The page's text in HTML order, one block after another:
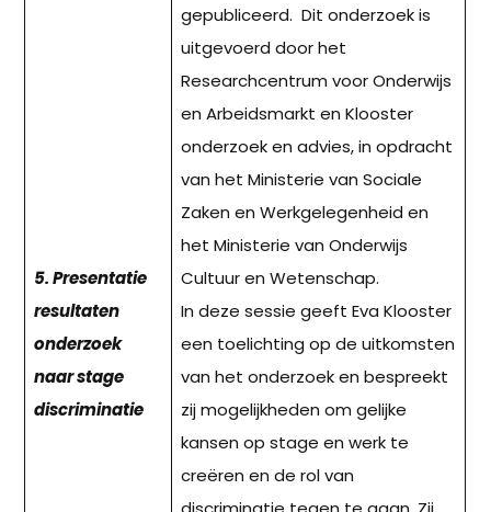
5. Presentatie
resultaten
onderzoek
naar stage
discriminatie
gepubliceerd. Dit onderzoek is
uitgevoerd door het
Researchcentrum voor Onderwijs
en Arbeidsmarkt en Klooster
onderzoek en advies, in opdracht
van het Ministerie van Sociale
Zaken en Werkgelegenheid en
het Ministerie van Onderwijs
Cultuur en Wetenschap.
In deze sessie geeft Eva Klooster
een toelichting op de uitkomsten
van het onderzoek en bespreekt
zij mogelijkheden om gelijke
kansen op stage en werk te
creëren en de rol van